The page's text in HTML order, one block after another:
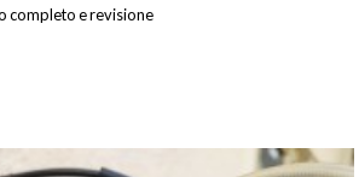
completo e revisione